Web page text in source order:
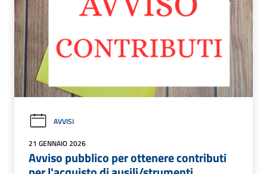
AVVISI
21 GENNAIO 2026
Avviso pubblico per ottenere contributi